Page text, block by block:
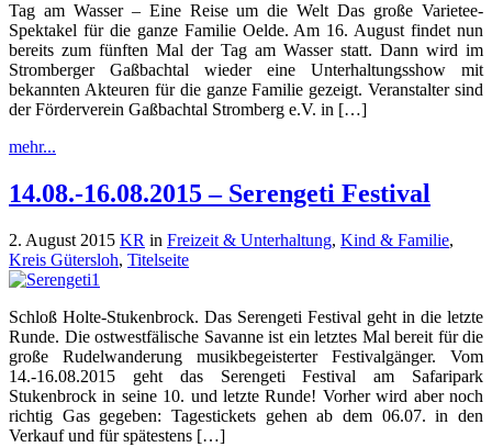
Tag am Wasser – Eine Reise um die Welt Das große Varietee-
Spektakel für die ganze Familie Oelde. Am 16. August findet nun
bereits zum fünften Mal der Tag am Wasser statt. Dann wird im
Stromberger Gaßbachtal wieder eine Unterhaltungsshow mit
bekannten Akteuren für die ganze Familie gezeigt. Veranstalter sind
der Förderverein Gaßbachtal Stromberg e.V. in […]
mehr...
14.08.-16.08.2015 – Serengeti Festival
2. August 2015 KR in Freizeit & Unterhaltung, Kind & Familie,
Kreis Gütersloh, Titelseite
Schloß Holte-Stukenbrock. Das Serengeti Festival geht in die letzte
Runde. Die ostwestfälische Savanne ist ein letztes Mal bereit für die
große Rudelwanderung musikbegeisterter Festivalgänger. Vom
14.-16.08.2015 geht das Serengeti Festival am Safaripark
Stukenbrock in seine 10. und letzte Runde! Vorher wird aber noch
richtig Gas gegeben: Tagestickets gehen ab dem 06.07. in den
Verkauf und für spätestens […]